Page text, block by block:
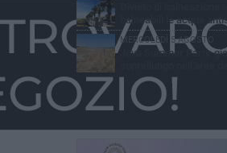
balneabili le acque
MERCOLEDÌ 5 AGOSTO
Jova Summer Party,